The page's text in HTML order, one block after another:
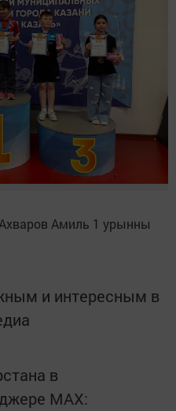
Амиль 1 урынны
и интересным в
в
MАХ: